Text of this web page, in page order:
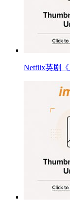
Netflix英剧